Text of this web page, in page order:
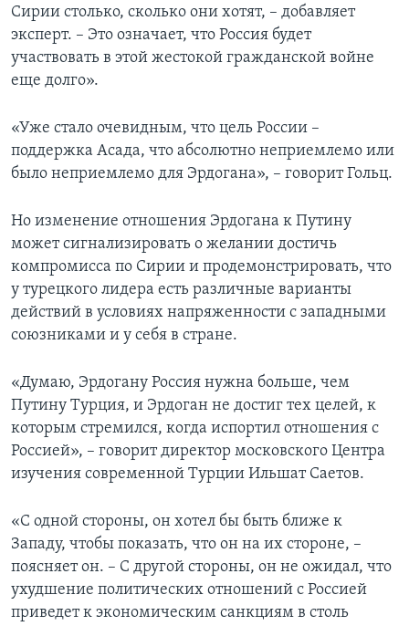
Сирии столько, сколько они хотят, – добавляет
эксперт. – Это означает, что Россия будет
участвовать в этой жестокой гражданской войне
еще долго».
«Уже стало очевидным, что цель России –
поддержка Асада, что абсолютно неприемлемо или
было неприемлемо для Эрдогана», – говорит Гольц.
Но изменение отношения Эрдогана к Путину
может сигнализировать о желании достичь
компромисса по Сирии и продемонстрировать, что
у турецкого лидера есть различные варианты
действий в условиях напряженности с западными
союзниками и у себя в стране.
«Думаю, Эрдогану Россия нужна больше, чем
Путину Турция, и Эрдоган не достиг тех целей, к
которым стремился, когда испортил отношения с
Россией», – говорит директор московского Центра
изучения современной Турции Ильшат Саетов.
«С одной стороны, он хотел бы быть ближе к
Западу, чтобы показать, что он на их стороне, –
поясняет он. – С другой стороны, он не ожидал, что
ухудшение политических отношений с Россией
приведет к экономическим санкциям в столь